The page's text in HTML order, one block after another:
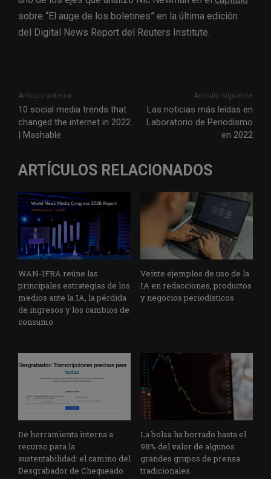
sobre “El auge de los boletines” en la última edición
del Digital News Report del Reuters Institute.
Artículo anterior
10 social media trends that
changed the internet in 2022
| Mashable
Artículo siguiente
Las noticias más leídas en
Laboratorio de Periodismo
en 2022
ARTÍCULOS RELACIONADOS
WAN-IFRA reúne las
principales estrategias de los
medios ante la IA, la pérdida
de ingresos y los cambios de
consumo
Veinte ejemplos de uso de la
IA en redacciones, productos
y negocios periodísticos
De herramienta interna a
recurso para la
sustentabilidad: el camino del
Desgrabador de Chequeado
La bolsa ha borrado hasta el
98% del valor de algunos
grandes grupos de prensa
tradicionales